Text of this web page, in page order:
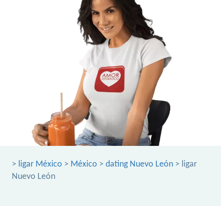
> ligar México > México > dating Nuevo León > ligar
Nuevo León